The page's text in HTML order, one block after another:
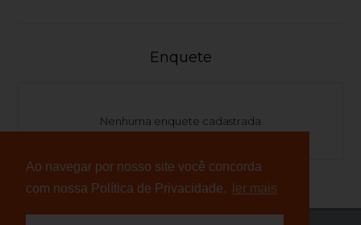
Ao navegar por nosso site você concorda
com nossa Política de Privacidade.
ler mais
Enquete
Nenhuma enquete cadastrada